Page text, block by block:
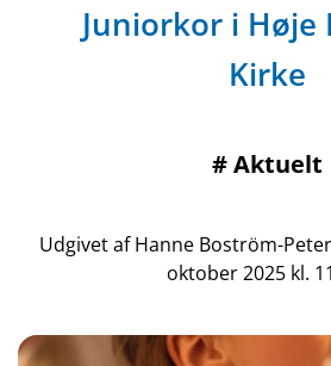
Juniorkor i Høje
Kirke
#Aktuelt
Udgivet af Hanne Boström-
oktober 2025 kl.